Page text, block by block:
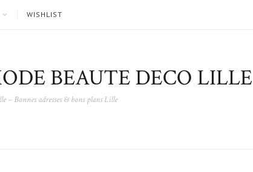
WISHLIST
BEAUTE DECO LILLE
– Bonnes adresses & bons plans Lille